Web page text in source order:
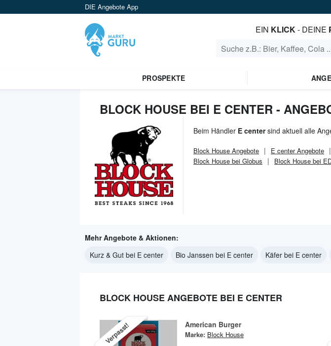
DIE Angebote App
EIN KLICK- DEINE
PROSPEKTE
BLOCK HOUSE BEI E CENTER -
Beim Händler E centersind aktuell alle
Block House Angebote E centerAngebote
Block House bei Globus
Block House bei
Mehr Angebote & Aktionen:
Kurz & Gut bei E center
Bio Janssen bei E center Käfer bei E center
BLOCK HOUSE ANGEBOTE BEI E CENTER
Verpasst! American Burger
Marke: Block House